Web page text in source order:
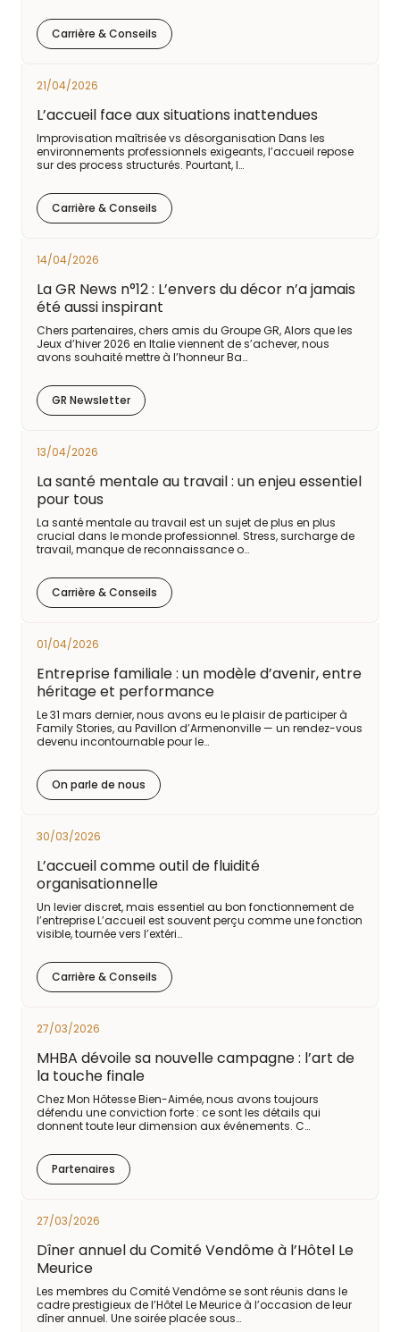
Carrière & Conseils
21/04/2026
L’accueil face aux situations inattendues
Improvisation maîtrisée vs désorganisation Dans les
environnements professionnels exigeants, l’accueil repose
sur des process structurés. Pourtant, l…
Carrière & Conseils
14/04/2026
La GR News n°12 : L’envers du décor n’a jamais
été aussi inspirant
Chers partenaires, chers amis du Groupe GR, Alors que les
Jeux d’hiver 2026 en Italie viennent de s’achever, nous
avons souhaité mettre à l’honneur Ba…
GR Newsletter
13/04/2026
La santé mentale au travail : un enjeu essentiel
pour tous
La santé mentale au travail est un sujet de plus en plus
crucial dans le monde professionnel. Stress, surcharge de
travail, manque de reconnaissance o…
Carrière & Conseils
01/04/2026
Entreprise familiale : un modèle d’avenir, entre
héritage et performance
Le 31 mars dernier, nous avons eu le plaisir de participer à
Family Stories, au Pavillon d’Armenonville — un rendez-vous
devenu incontournable pour le…
On parle de nous
30/03/2026
L’accueil comme outil de fluidité
organisationnelle
Un levier discret, mais essentiel au bon fonctionnement de
l’entreprise L’accueil est souvent perçu comme une fonction
visible, tournée vers l’extéri…
Carrière & Conseils
27/03/2026
MHBA dévoile sa nouvelle campagne : l’art de
la touche finale
Chez Mon Hôtesse Bien-Aimée, nous avons toujours
défendu une conviction forte : ce sont les détails qui
donnent toute leur dimension aux événements. C…
Partenaires
27/03/2026
Dîner annuel du Comité Vendôme à l’Hôtel Le
Meurice
Les membres du Comité Vendôme se sont réunis dans le
cadre prestigieux de l’Hôtel Le Meurice à l’occasion de leur
dîner annuel. Une soirée placée sous…